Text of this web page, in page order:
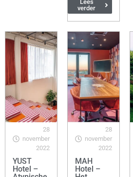
Lees
verder
28
november
2022
YUST
Hotel –
28
november
2022
MAH
Hotel –